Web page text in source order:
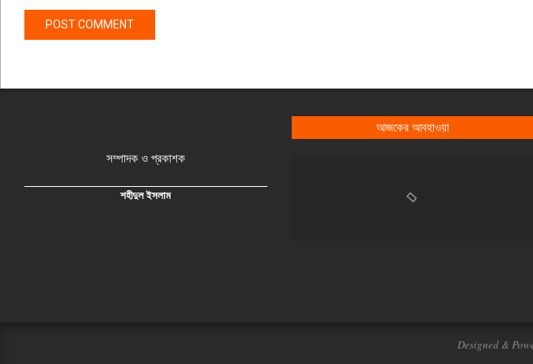
সম্পাদক ও প্রকাশক
শহীদুল ইসলাম
আজকের আবহাওয়া
Designed &